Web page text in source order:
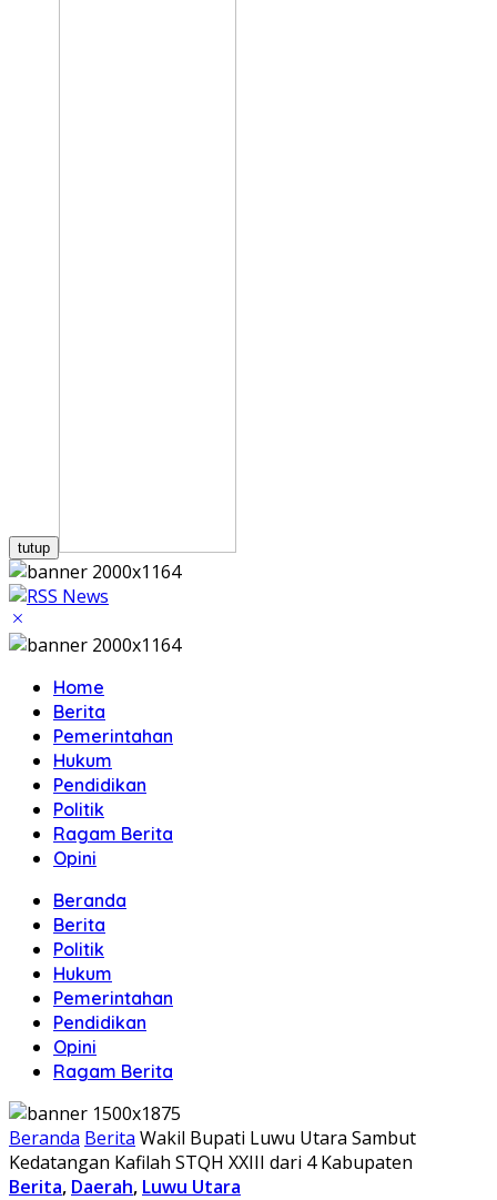
tutup
Home
Berita
Pemerintahan
Hukum
Pendidikan
Politik
Ragam Berita
Opini
Beranda
Berita
Politik
Hukum
Pemerintahan
Pendidikan
Opini
Ragam Berita
Beranda Berita Wakil Bupati Luwu Utara Sambut
Kedatangan Kafilah STQH XXIII dari 4 Kabupaten
Berita, Daerah, Luwu Utara